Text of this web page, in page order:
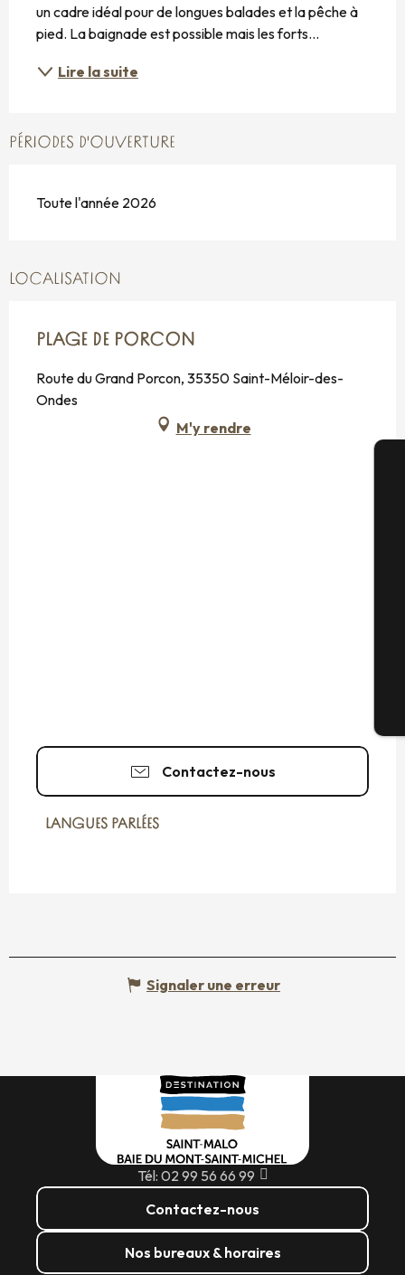
un cadre idéal pour de longues balades et la pêche à
pied. La baignade est possible mais les forts...
Lire la suite
PÉRIODES D'OUVERTURE
Toute l'année 2026
LOCALISATION
PLAGE DE PORCON
Route du Grand Porcon, 35350 Saint-Méloir-des-
Ondes
M'y rendre
Contactez-nous
LANGUES PARLÉES
LANGUES PARLÉES
Signaler une erreur
Tél: 02 99 56 66 99
Contactez-nous
Nos bureaux & horaires